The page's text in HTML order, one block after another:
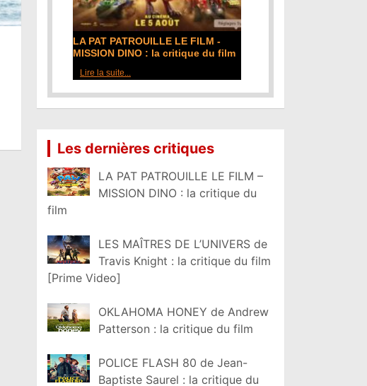
LA PAT PATROUILLE LE FILM -
MISSION DINO : la critique du film
Lire la suite...
Les dernières critiques
LA PAT PATROUILLE LE FILM –
MISSION DINO : la critique du
film
LES MAÎTRES DE L’UNIVERS de
Travis Knight : la critique du film
[Prime Video]
OKLAHOMA HONEY de Andrew
Patterson : la critique du film
POLICE FLASH 80 de Jean-
Baptiste Saurel : la critique du